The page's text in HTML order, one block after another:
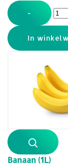
-
Banaan (1L)